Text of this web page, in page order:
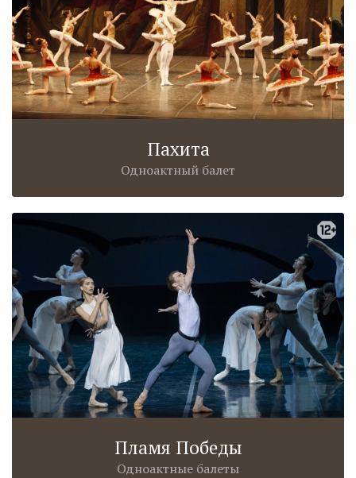
Пахита
Одноактный балет
Пламя Победы
Одноактные балеты